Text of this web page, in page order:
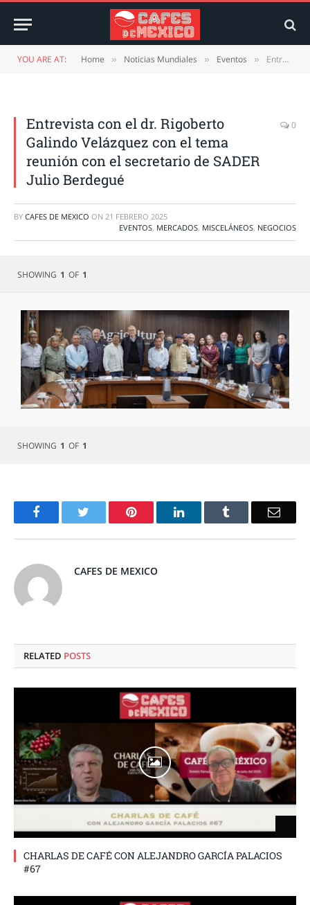
YOU ARE AT: Home » Noticias Mundiales » Eventos » Entrevista con el dr. Rigoberto Galindo Velázquez con el tema reunión con el secretario de SADER Julio Berdegué
Entrevista con el dr. Rigoberto
Galindo Velázquez con el tema
reunión con el secretario de SADER
Julio Berdegué
0
BY CAFES DE MEXICO ON 21 FEBRERO 2025
EVENTOS, MERCADOS, MISCELÁNEOS, NEGOCIOS
SHOWING 1 OF 1
SHOWING 1 OF 1
Facebook Pinterest LinkedIn Email
CAFES DE MEXICO
RELATED POSTS
CHARLAS DE CAFÉ CON ALEJANDRO GARCÍA PALACIOS
#67